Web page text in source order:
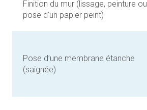
Finition du mur (lissage, peinture ou
pose d’un papier peint)
Pose d’une membrane étanche
(saignée)